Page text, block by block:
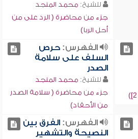
للشيخ: محمد المنجد
جزء من محاضرة ( الرد على من
أحل الربا)
الفهرس:حرص
السلف على سلامة
الصدر
للشيخ: محمد المنجد
جزء من محاضرة ( سلامة الصدر
من الأحقاد)
الفهرس:الفرق بين
النصيحة والتشهير